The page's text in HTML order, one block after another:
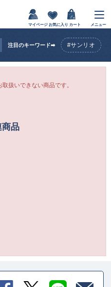
マイページ お気に入り カート メニュー
注目のキーワード➡ #サンリオ
扱いできない商品です。
商品